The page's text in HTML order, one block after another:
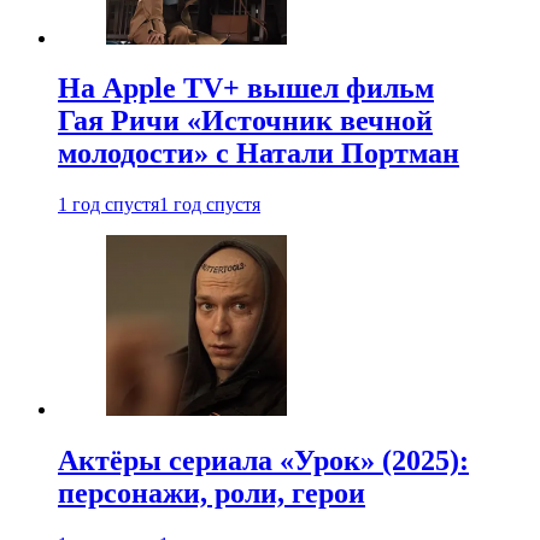
На Apple TV+ вышел фильм
Гая Ричи «Источник вечной
молодости» с Натали Портман
1 год спустя1 год спустя
Актёры сериала «Урок» (2025):
персонажи, роли, герои